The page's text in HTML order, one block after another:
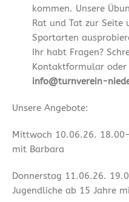
kommen. Unsere
Rat und Tat zur Seite
Sportarten
Ihr habt Fragen?
Kontaktformular oder
info@turnverein-
Unsere Angebote:
Mittwoch 10.06.26.
mit Barbara
Donnerstag 11.06.26.
Jugendliche ab 15 Jahre